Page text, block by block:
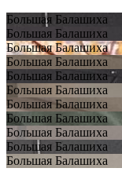
Большая Балашиха
Большая Балашиха
Большая Балашиха
Большая Балашиха
Большая Балашиха
Большая Балашиха
Большая Балашиха
Большая Балашиха
Большая Балашиха
Большая Балашиха
Большая Балашиха